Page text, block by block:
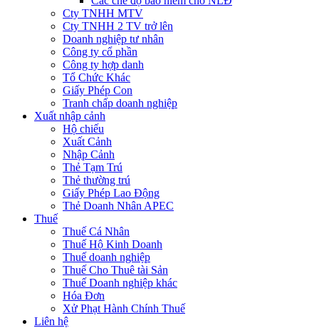
Cty TNHH MTV
Cty TNHH 2 TV trở lên
Doanh nghiệp tư nhân
Công ty cổ phần
Công ty hợp danh
Tổ Chức Khác
Giấy Phép Con
Tranh chấp doanh nghiệp
Xuất nhập cảnh
Hộ chiếu
Xuất Cảnh
Nhập Cảnh
Thẻ Tạm Trú
Thẻ thường trú
Giấy Phép Lao Động
Thẻ Doanh Nhân APEC
Thuế
Thuế Cá Nhân
Thuế Hộ Kinh Doanh
Thuế doanh nghiệp
Thuế Cho Thuê tài Sản
Thuế Doanh nghiệp khác
Hóa Đơn
Xử Phạt Hành Chính Thuế
Liên hệ